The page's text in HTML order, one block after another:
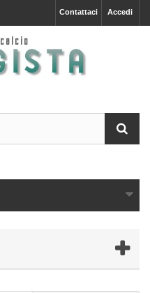
Accedi
Contattaci